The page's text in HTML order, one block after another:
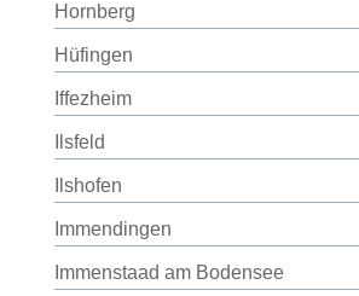
Hornberg
Hüfingen
Iffezheim
Ilsfeld
Ilshofen
Immendingen
Immenstaad am Bodensee